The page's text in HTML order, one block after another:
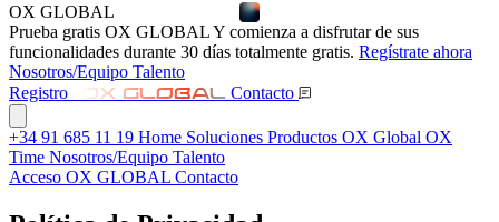
OX GLOBAL
Prueba gratis OX GLOBALY comienza a disfrutar de sus
funcionalidades durante 30 días totalmente gratis. Regístrate ahora
Nosotros/Equipo Talento
Registro
OX GLOBAL Contacto
+34 91 685 11 19 Home Soluciones Productos OX Global OX
Time Nosotros/Equipo Talento
Acceso OX GLOBAL Contacto